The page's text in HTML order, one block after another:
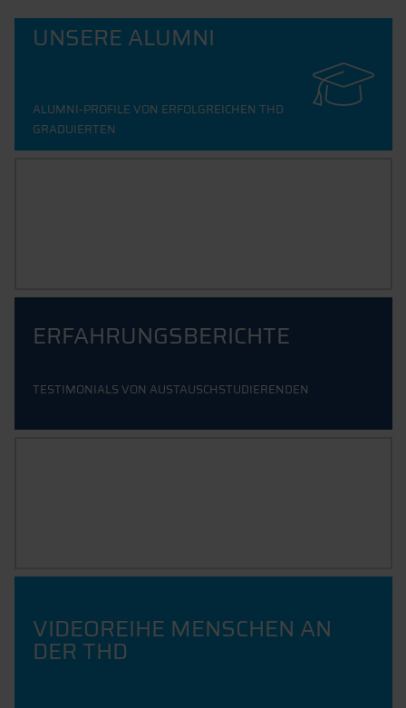
UNSERE ALUMNI
ALUMNI-PROFILE VON ERFOLGREICHEN THD
GRADUIERTEN
ERFAHRUNGSBERICHTE
TESTIMONIALS VON AUSTAUSCHSTUDIERENDEN
VIDEOREIHE MENSCHEN AN
DER THD